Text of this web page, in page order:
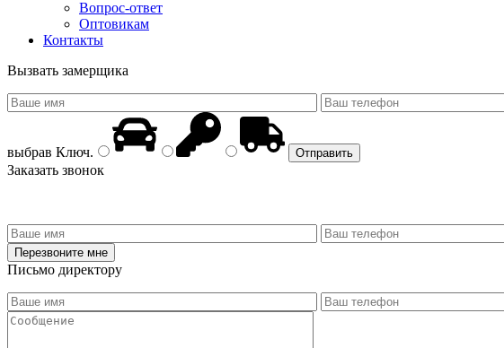
Вопрос-ответ
Оптовикам
Контакты
Вызвать замерщика
выбрав Ключ.
Заказать звонок
Письмо директору